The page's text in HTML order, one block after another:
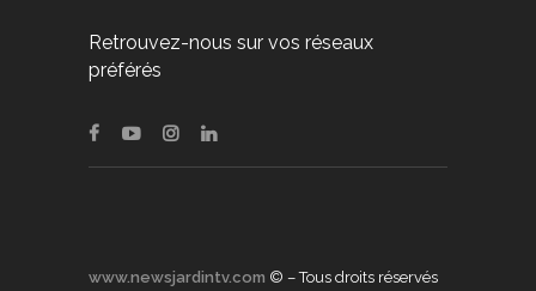
Retrouvez-nous sur vos réseaux
préférés
www.newsjardintv.com © – Tous droits réservés